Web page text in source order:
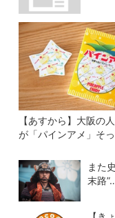
【あすから】大阪の
が「パインアメ」そ
ブックカバー開発、
行販売
また
末路